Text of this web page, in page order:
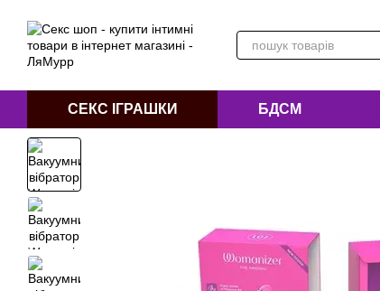
СЕКС ІГРАШКИ БДСМ